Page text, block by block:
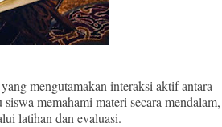
mengutamakan interaksi aktif antara
memahami materi secara mendalam,
latihan dan evaluasi.